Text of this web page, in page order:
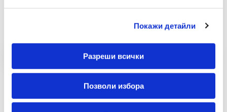
Покажи детайли
Разреши всички
Позволи избора